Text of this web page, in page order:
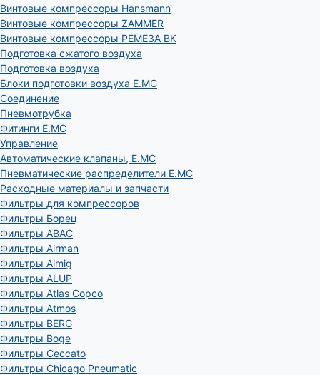
Винтовые компрессоры Hansmann
Винтовые компрессоры ZAMMER
Винтовые компрессоры РЕМЕЗА ВК
Подготовка сжатого воздуха
Подготовка воздуха
Блоки подготовки воздуха E.MC
Соединение
Пневмотрубка
Фитинги E.MC
Управление
Автоматические клапаны, Е.МС
Пневматические распределители E.MC
Расходные материалы и запчасти
Фильтры для компрессоров
Фильтры Борец
Фильтры ABAC
Фильтры Airman
Фильтры Almig
Фильтры ALUP
Фильтры Atlas Copco
Фильтры Atmos
Фильтры BERG
Фильтры Boge
Фильтры Ceccato
Фильтры Chicago Pneumatic